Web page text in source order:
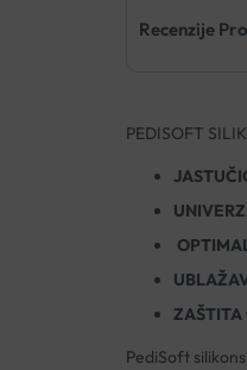
Recenzije
PEDISOFT
ZAŠTITA
PediSoft